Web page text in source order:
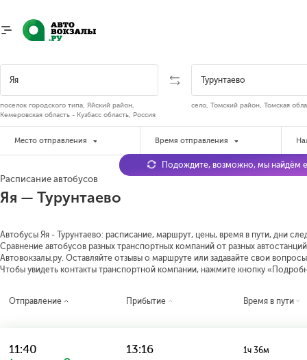
поселок городского типа, Яйский район,
Кемеровская область - Кузбасс область, Россия
село, Томский район, Томская
Место отправления Время отправления
Расписание автобусов
Яя — Турунтаево
Автобусы Яя - Турунтаево: расписание, маршрут, цены, время в пути, дни
Сравнение автобусов разных транспортных компаний от разных
Автовокзалы.ру. Оставляйте отзывы о маршруте или задавайте свои
Чтобы увидеть контакты транспортной компании, нажмите кнопку
Подождите, возможно, мы найдём
Отправление Прибытие Время в пути
11:40 13:16 1ч 36м